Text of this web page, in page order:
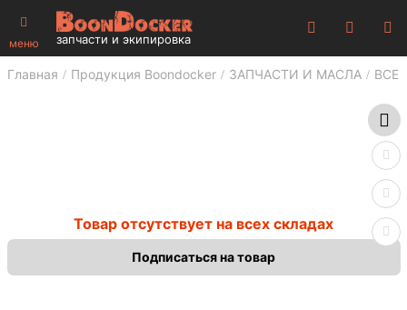
меню запчасти и экипировка
Главная Продукция Boondocker ЗАПЧАСТИ И МАСЛА ВСЕ
Товар отсутствует на всех складах
Подписаться на товар